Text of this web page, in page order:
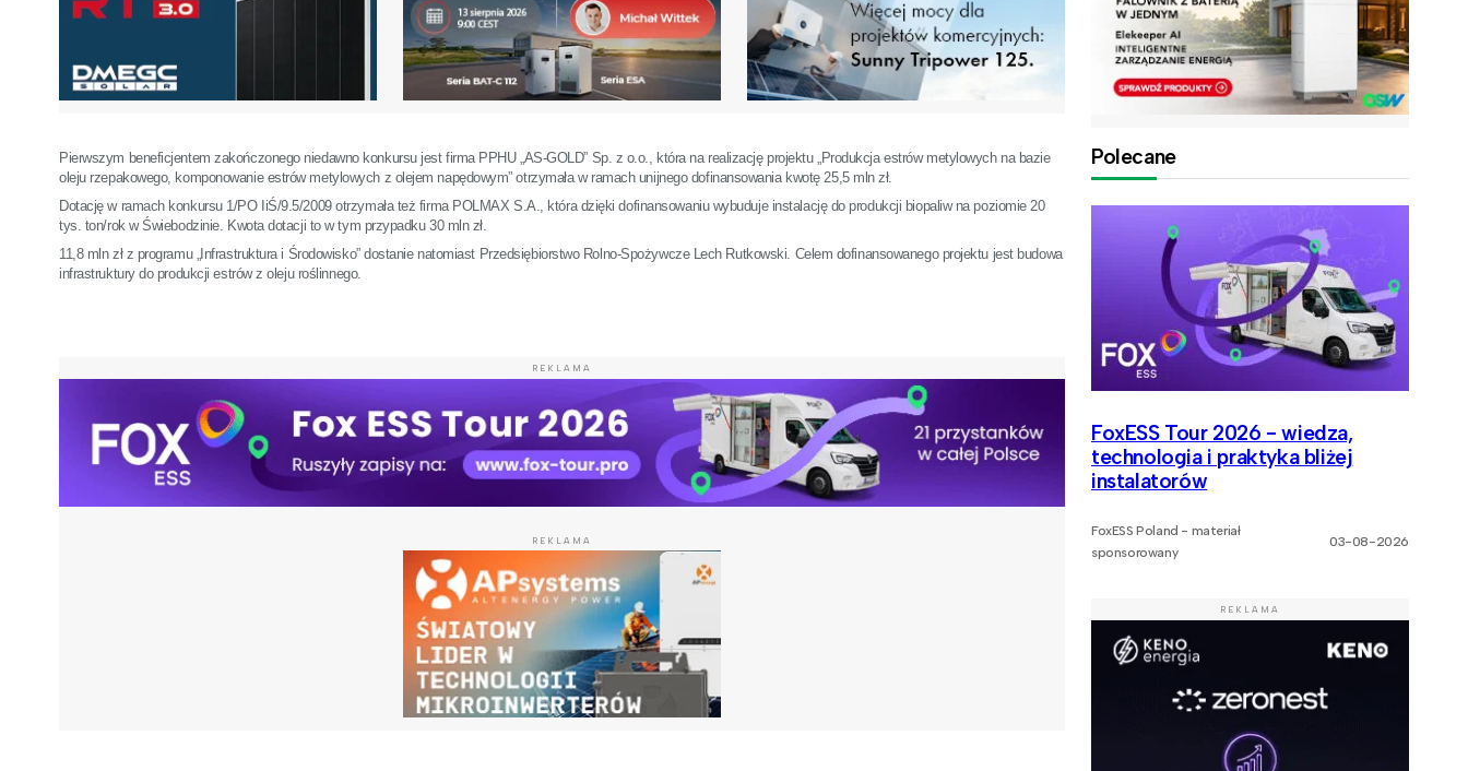
Pierwszym beneficjentem zakończonego niedawno konkursu jest firma PPHU „AS-GOLD” Sp. z o.o., która na realizację projektu „Produkcja estrów metylowych na bazie
oleju rzepakowego, komponowanie estrów metylowych z olejem napędowym” otrzymała w ramach unijnego dofinansowania kwotę 25,5 mln zł.
Dotację w ramach konkursu 1/PO IiŚ/9.5/2009 otrzymała też firma POLMAX S.A., która dzięki dofinansowaniu wybuduje instalację do produkcji biopaliw na poziomie 20
tys. ton/rok w Świebodzinie. Kwota dotacji to w tym przypadku 30 mln zł.
11,8 mln zł z programu „Infrastruktura i Środowisko” dostanie natomiast Przedsiębiorstwo Rolno-Spożywcze Lech Rutkowski. Celem dofinansowanego projektu jest budowa
infrastruktury do produkcji estrów z oleju roślinnego.
REKLAMA
REKLAMA
Polecane
FoxESS Tour 2026 - wiedza,
technologia i praktyka bliżej
instalatorów
FoxESS Poland - materiał
sponsorowany
03-08-2026
REKLAMA